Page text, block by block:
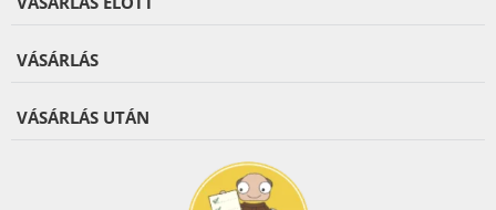
VÁSÁRLÁS
VÁSÁRLÁS UTÁN